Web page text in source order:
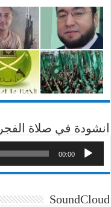
انشودة في صلاة
00:00
SoundCloud